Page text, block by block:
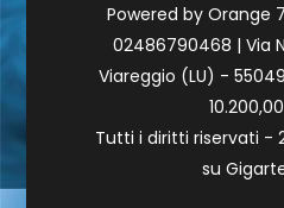
Powered by Orange 7
02486790468 | Via
Viareggio (LU) -
Tutti i diritti riservati -
su